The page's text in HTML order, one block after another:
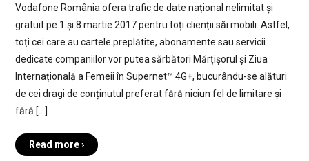
Vodafone România ofera trafic de date național nelimitat și
gratuit pe 1 și 8 martie 2017 pentru toți clienții săi mobili. Astfel,
toți cei care au cartele preplătite, abonamente sau servicii
dedicate companiilor vor putea sărbători Mărțișorul și Ziua
Internațională a Femeii în Supernet™ 4G+, bucurându-se alături
de cei dragi de conținutul preferat fără niciun fel de limitare și
fără […]
Read more ›